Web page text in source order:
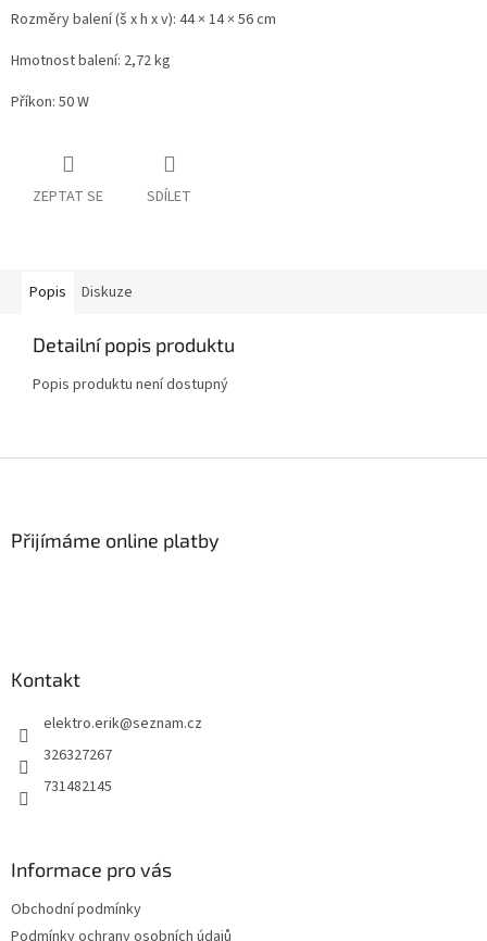
Rozměry balení (š x h x v): 44 × 14 × 56 cm
Hmotnost balení: 2,72 kg
Příkon: 50 W
ZEPTAT SE SDÍLET
Popis Diskuze
Detailní popis produktu
Popis produktu není dostupný
Přijímáme online platby
Kontakt
elektro.erik@seznam.cz
326327267
731482145
Informace pro vás
Obchodní podmínky